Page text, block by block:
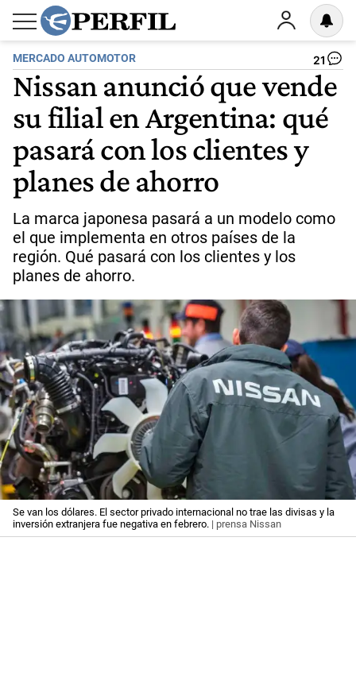
MERCADO AUTOMOTOR 21
Nissan anunció que vende
su filial en Argentina: qué
pasará con los clientes y
planes de ahorro
La marca japonesa pasará a un modelo como
el que implementa en otros países de la
región. Qué pasará con los clientes y los
planes de ahorro.
Se van los dólares. El sector privado internacional no trae las divisas y la
inversión extranjera fue negativa en febrero. | prensa Nissan